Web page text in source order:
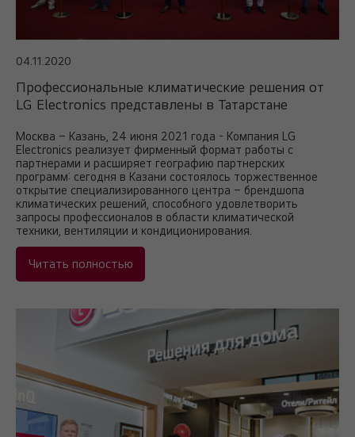
04.11.2020
Профессиональные климатические решения от
LG Electronics представлены в Татарстане
Москва – Казань, 24 июня 2021 года - Компания LG
Electronics реализует фирменный формат работы с
партнерами и расширяет географию партнерских
программ: сегодня в Казани состоялось торжественное
открытие специализированного центра – брендшопа
климатических решений, способного удовлетворить
запросы профессионалов в области климатической
техники, вентиляции и кондиционирования.
Читать полностью